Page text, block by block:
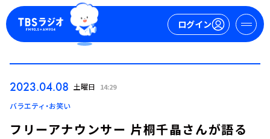
ログイン
ログイン
2023.04.08 土曜日 14:29
バラエティ・お笑い
フリーアナウンサー 片桐千晶さんが語る